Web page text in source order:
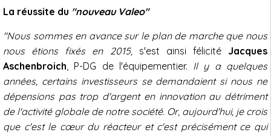
La réussite du "nouveau Valeo"
"Nous sommes en avance sur le plan de marche que nous
nous étions fixés en 2015,s'est ainsi félicité Jacques
Aschenbroich, P-DG de l'équipementier. Il y a quelques
années, certains investisseurs se demandaient si nous ne
dépensions pas trop d'argent en innovation au détriment
de l'activité globale de notre société. Or, aujourd'hui, je crois
que c'est le cœur du réacteur et c'est précisément ce qui